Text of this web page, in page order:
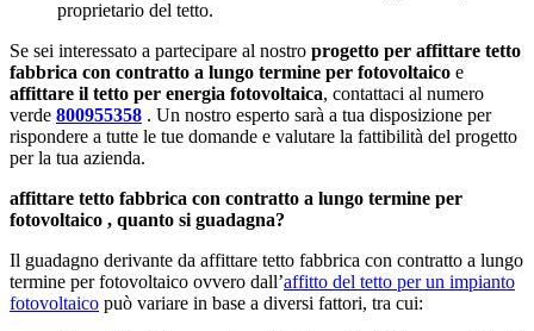
proprietario del tetto.
Se sei interessato a partecipare al nostro progetto per affittare tetto
fabbrica con contratto a lungo termine per fotovoltaico e
affittare il tetto per energia fotovoltaica, contattaci al numero
verde 800955358 . Un nostro esperto sarà a tua disposizione per
rispondere a tutte le tue domande e valutare la fattibilità del progetto
per la tua azienda.
affittare tetto fabbrica con contratto a lungo termine per
fotovoltaico , quanto si guadagna?
Il guadagno derivante da affittare tetto fabbrica con contratto a lungo
termine per fotovoltaico ovvero dall’affitto del tetto per un impianto
fotovoltaico può variare in base a diversi fattori, tra cui: